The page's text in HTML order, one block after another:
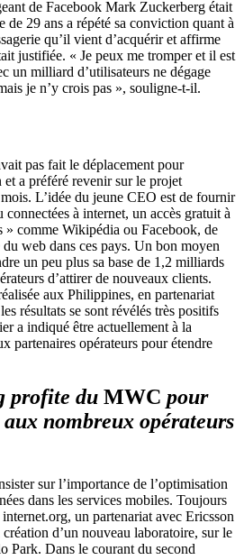
de Facebook Mark Zuckerberg était
29 ans a répété sa conviction quant à
qu’il vient d’acquérir et affirme
justifiée. « Je peux me tromper et il est
un milliard d’utilisateurs ne dégage
je n’y crois pas », souligne-t-il.
pas fait le déplacement pour
et a préféré revenir sur le projet
L’idée du jeune CEO est de fournir
connectées à internet, un accès gratuit à
» comme Wikipédia ou Facebook, de
web dans ces pays. Un bon moyen
un peu plus sa base de 1,2 milliards
d’attirer de nouveaux clients.
aux Philippines, en partenariat
résultats se sont révélés très positifs
a indiqué être actuellement à la
partenaires opérateurs pour étendre
profite du MWC pour
nombreux opérateurs
sur l’importance de l’optimisation
dans les services mobiles. Toujours
un partenariat avec Ericsson
d’un nouveau laboratoire, sur le
Park. Dans le courant du second